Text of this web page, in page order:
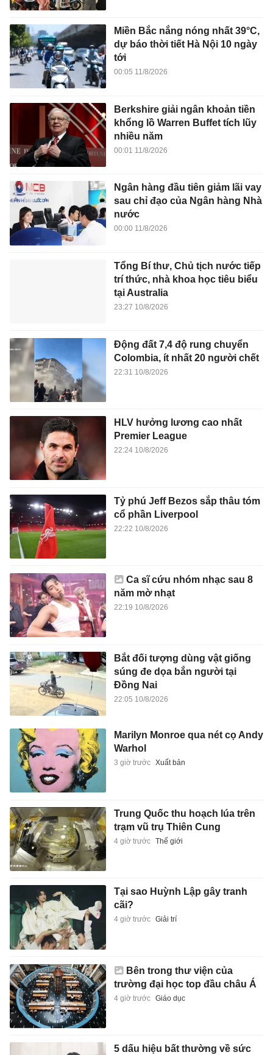
Miền Bắc nắng nóng nhất 39°C,
dự báo thời tiết Hà Nội 10 ngày
tới
00:05 11/8/2026
Berkshire giải ngân khoản tiền
khổng lồ Warren Buffet tích lũy
nhiều năm
00:01 11/8/2026
Ngân hàng đầu tiên giảm lãi vay
sau chỉ đạo của Ngân hàng Nhà
nước
00:00 11/8/2026
Tổng Bí thư, Chủ tịch nước tiếp
trí thức, nhà khoa học tiêu biểu
tại Australia
23:27 10/8/2026
Động đất 7,4 độ rung chuyển
Colombia, ít nhất 20 người chết
22:31 10/8/2026
HLV hưởng lương cao nhất
Premier League
22:24 10/8/2026
Tỷ phú Jeff Bezos sắp thâu tóm
cổ phần Liverpool
22:22 10/8/2026
Ca sĩ cứu nhóm nhạc sau 8
năm mờ nhạt
22:19 10/8/2026
Bắt đối tượng dùng vật giống
súng đe dọa bắn người tại
Đồng Nai
22:05 10/8/2026
Marilyn Monroe qua nét cọ Andy
Warhol
3 giờ trước Xuất bản
Trung Quốc thu hoạch lúa trên
trạm vũ trụ Thiên Cung
4 giờ trước Thế giới
Tại sao Huỳnh Lập gây tranh
cãi?
4 giờ trước Giải trí
Bên trong thư viện của
trường đại học top đầu châu Á
4 giờ trước Giáo dục
5 dấu hiệu bất thường về sức